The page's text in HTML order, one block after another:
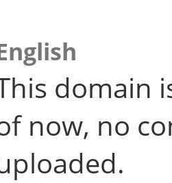
domain
now, no